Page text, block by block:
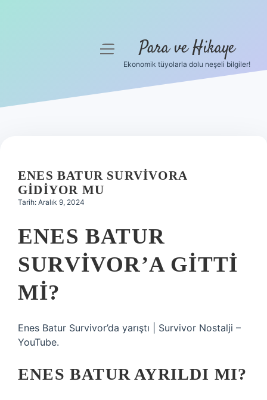
Hakkımızda
menüyü
Para ve Hikaye
Ekonomik tüyolarla dolu neşeli bilgiler!
ENES BATUR SURVIVORA
GIDIYOR MU
Tarih: Aralık 9, 2024
ENES BATUR
SURVIVOR’A GITTI
MI?
Enes Batur Survivor’da yarıştı | Survivor Nostalji –
YouTube.
ENES BATUR AYRILDI MI?